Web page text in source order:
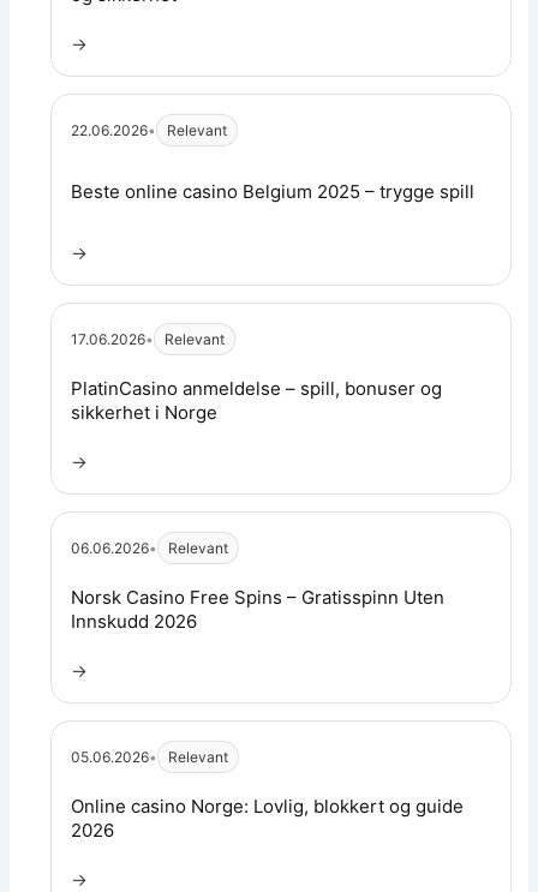
→
22.06.2026• Relevant
Les artikkel:
Beste online casino Belgium 2025 – trygge spill
→
17.06.2026• Relevant
Les artikkel:
PlatinCasino anmeldelse – spill, bonuser og
sikkerhet i Norge
→
06.06.2026• Relevant
Les artikkel:
Norsk Casino Free Spins – Gratisspinn Uten
Innskudd 2026
→
05.06.2026• Relevant
Les artikkel:
Online casino Norge: Lovlig, blokkert og guide
2026
→